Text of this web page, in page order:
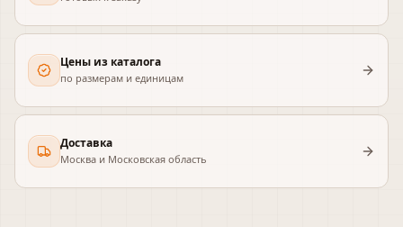
Цены из каталога
по размерам и единицам
Доставка
Москва и Московская область